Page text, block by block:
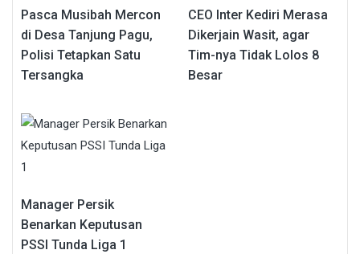
Pasca Musibah Mercon
di Desa Tanjung Pagu,
Polisi Tetapkan Satu
Tersangka
CEO Inter Kediri Merasa
Dikerjain Wasit, agar
Tim-nya Tidak Lolos 8
Besar
Manager Persik
Benarkan Keputusan
PSSI Tunda Liga 1